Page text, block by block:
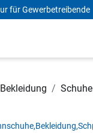
für Gewerbetreibende
Bekleidung / Schuhe